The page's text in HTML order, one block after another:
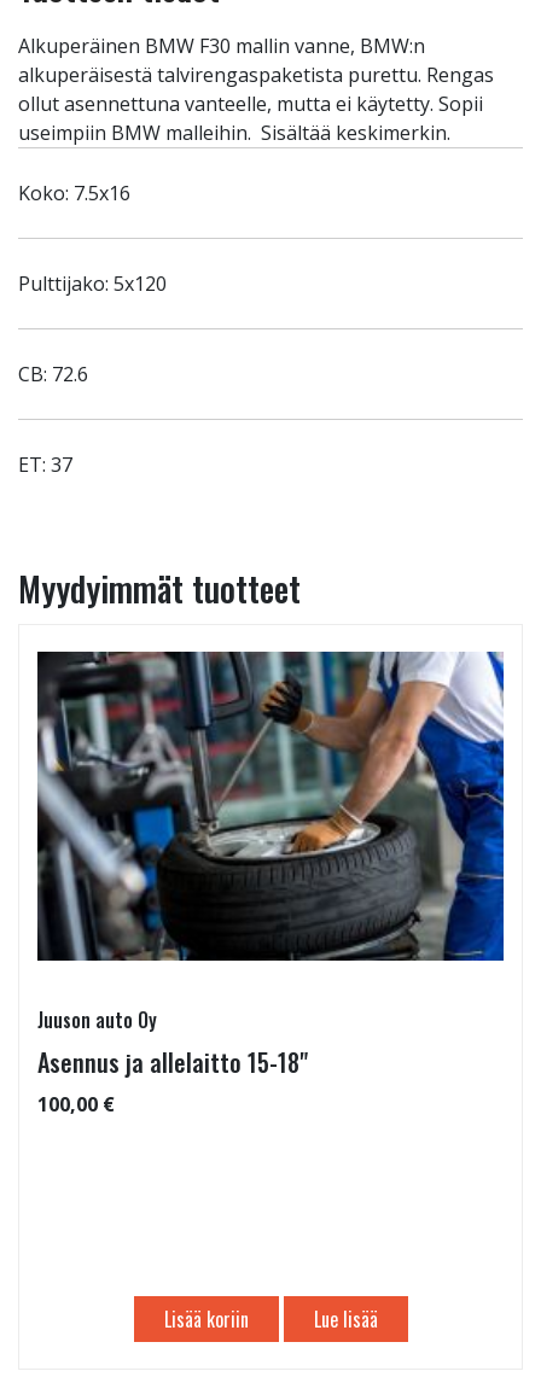
Alkuperäinen BMW F30 mallin vanne, BMW:n
alkuperäisestä talvirengaspaketista purettu. Rengas
ollut asennettuna vanteelle, mutta ei käytetty. Sopii
useimpiin BMW malleihin. Sisältää keskimerkin.
Koko: 7.5x16
Pulttijako: 5x120
CB: 72.6
ET: 37
Myydyimmät tuotteet
Juuson auto Oy
Asennus ja allelaitto 15-18"
100,00 €
Lisää koriin Lue lisää